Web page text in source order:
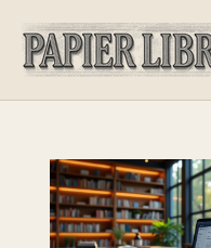
contenu